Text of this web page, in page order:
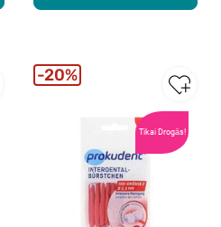
Tikai Drogās!
20%